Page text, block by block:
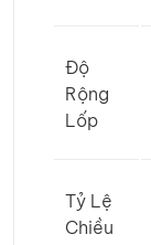
Độ
Rộng
Lốp
Tỷ Lệ
Chiều